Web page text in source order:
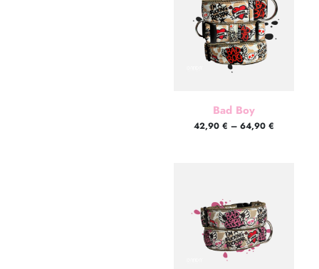
Bad Boy
42,90 € – 64,90 €